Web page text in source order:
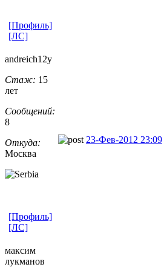
[Профиль]
[ЛС]
andreich12y
Стаж: 15
лет
Сообщений:
8
Откуда:
Москва
23-Фев-2012 23:09
[Профиль]
[ЛС]
максим
лукманов